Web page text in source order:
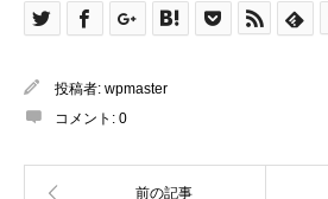
投稿者: wpmaster
コメント: 0